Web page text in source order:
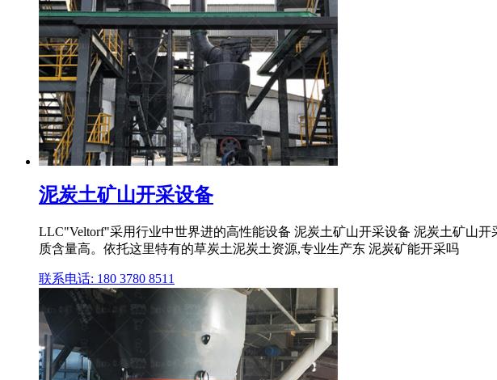
泥炭土矿山开采设备
LLC"Veltorf"采用行业中世界进的高性能设备 泥炭土矿山开采设备 泥炭土矿山
质含量高。依托这里特有的草炭土泥炭土资源,专业生产东 泥炭矿能开采吗
联系电话: 180 3780 8511